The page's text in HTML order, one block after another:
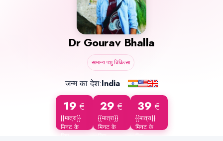
Dr Gourav Bhalla
सामान्य पशु चिकित्सा
जन्म का देश:India
19 €
{{मात्रा}}
मिनट के
लिए
29 €
{{मात्रा}}
मिनट के
लिए
39 €
{{मात्रा}}
मिनट के
लिए